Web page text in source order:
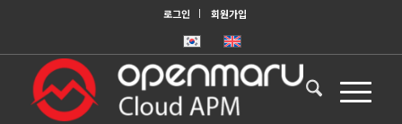
로그인 회원가입